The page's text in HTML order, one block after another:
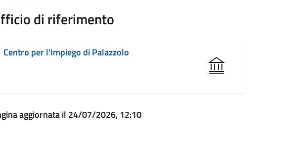
di riferimento
Centro per l'Impiego di Palazzolo
aggiornata il 24/07/2026, 12:10